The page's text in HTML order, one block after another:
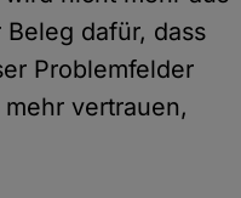
dafür, dass
Problemfelder
vertrauen,